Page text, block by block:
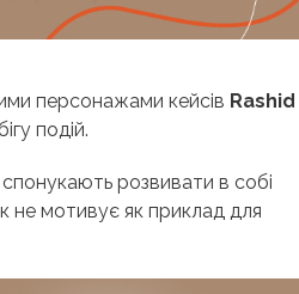
персонажами кейсів Rashid
подій.
спонукають розвивати в собі
не мотивує як приклад для